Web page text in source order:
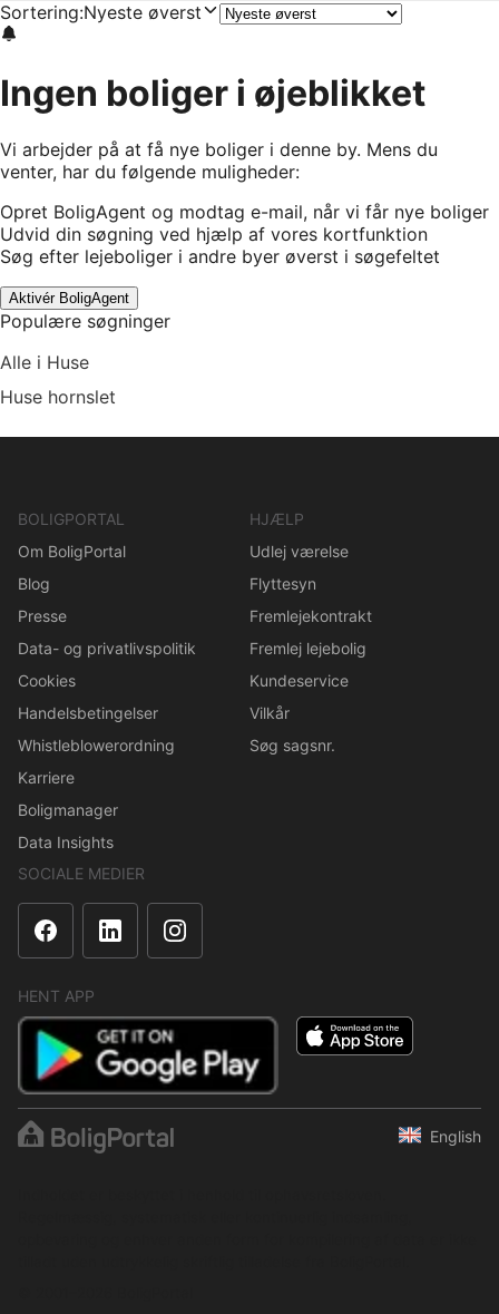
Sortering:Nyeste øverst
Ingen boliger i øjeblikket
Vi arbejder på at få nye boliger i denne by. Mens du
venter, har du følgende muligheder:
Opret BoligAgent og modtag e-mail, når vi får nye boliger
Udvid din søgning ved hjælp af vores kortfunktion
Søg efter lejeboliger i andre byer øverst i søgefeltet
Aktivér BoligAgent
Populære søgninger
Alle i Huse
Huse hornslet
BOLIGPORTAL
Om BoligPortal
Blog
Presse
Data- og privatlivspolitik
Cookies
Handelsbetingelser
Whistleblowerordning
Karriere
Boligmanager
Data Insights
HJÆLP
Udlej værelse
Flyttesyn
Fremlejekontrakt
Fremlej lejebolig
Kundeservice
Vilkår
Søg sagsnr.
SOCIALE MEDIER
HENT APP
English